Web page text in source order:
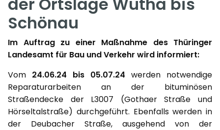
Schönau
Im Auftrag zu einer Maßnahme des Thüringer
Landesamt für Bau und Verkehr wird informiert:
Vom 24.06.24 bis 05.07.24 werden notwendige
Reparaturarbeiten an der bituminösen
Straßendecke der L3007 (Gothaer Straße und
Hörseltalstraße) durchgeführt. Ebenfalls werden in
der Deubacher Straße, ausgehend von der